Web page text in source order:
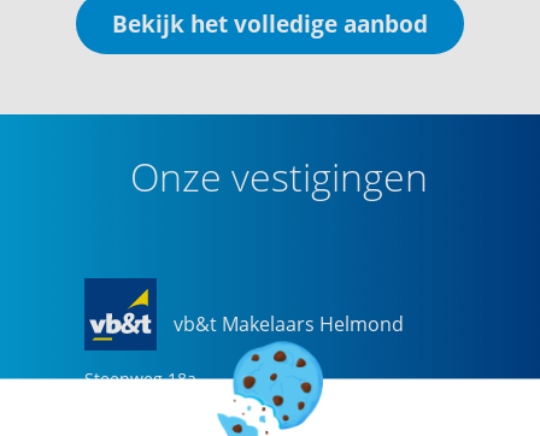
Bekijk het volledige aanbod
Onze vestigingen
vb&t Makelaars Helmond
Steenweg 18a